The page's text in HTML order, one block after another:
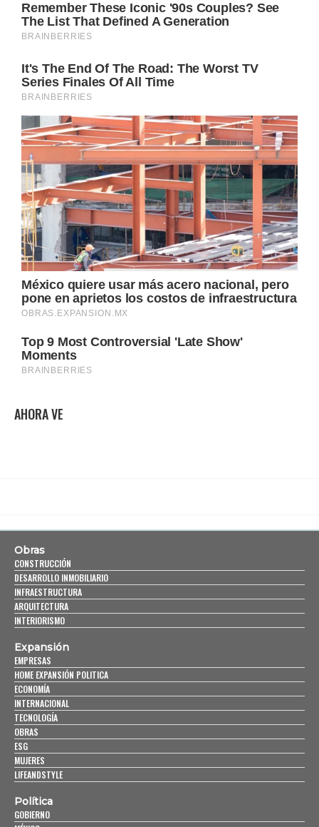
AHORA VE
Obras
CONSTRUCCIÓN
DESARROLLO INMOBILIARIO
INFRAESTRUCTURA
ARQUITECTURA
INTERIORISMO
Expansión
EMPRESAS
HOME EXPANSIÓN POLITICA
ECONOMÍA
INTERNACIONAL
TECNOLOGÍA
OBRAS
ESG
MUJERES
LIFEANDSTYLE
Política
GOBIERNO